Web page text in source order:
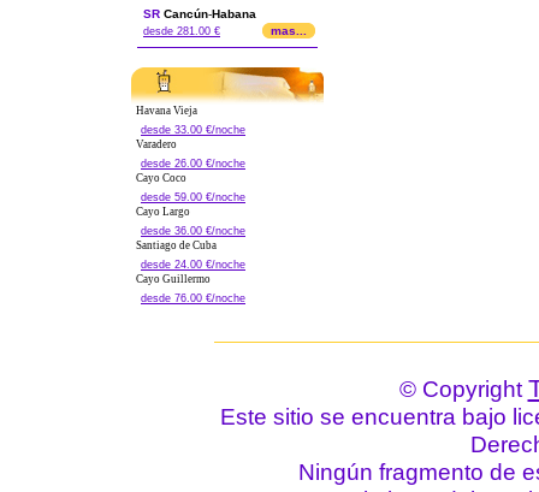
SR Cancún-Habana
desde 281.00 € mas...
Havana Vieja
desde 33.00 €/noche
Varadero
desde 26.00 €/noche
Cayo Coco
desde 59.00 €/noche
Cayo Largo
desde 36.00 €/noche
Santiago de Cuba
desde 24.00 €/noche
Cayo Guillermo
desde 76.00 €/noche
© Copyright
Este sitio se encuentra bajo
Ningún fragmento de